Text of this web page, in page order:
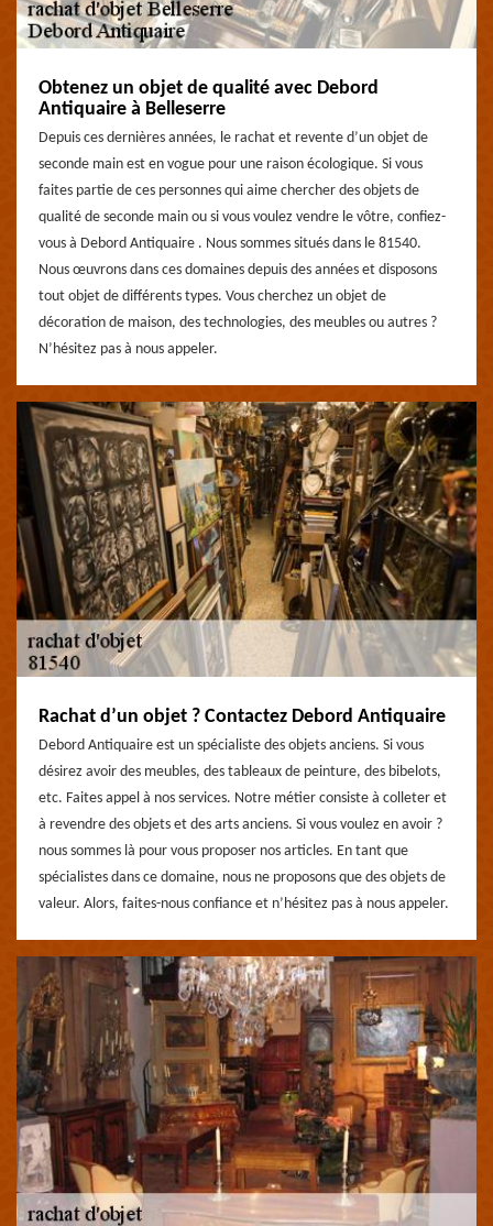
Obtenez un objet de qualité avec Debord
Antiquaire à Belleserre
Depuis ces dernières années, le rachat et revente d’un objet de
seconde main est en vogue pour une raison écologique. Si vous
faites partie de ces personnes qui aime chercher des objets de
qualité de seconde main ou si vous voulez vendre le vôtre, confiez-
vous à Debord Antiquaire . Nous sommes situés dans le 81540.
Nous œuvrons dans ces domaines depuis des années et disposons
tout objet de différents types. Vous cherchez un objet de
décoration de maison, des technologies, des meubles ou autres ?
N’hésitez pas à nous appeler.
Rachat d’un objet ? Contactez Debord Antiquaire
Debord Antiquaire est un spécialiste des objets anciens. Si vous
désirez avoir des meubles, des tableaux de peinture, des bibelots,
etc. Faites appel à nos services. Notre métier consiste à colleter et
à revendre des objets et des arts anciens. Si vous voulez en avoir ?
nous sommes là pour vous proposer nos articles. En tant que
spécialistes dans ce domaine, nous ne proposons que des objets de
valeur. Alors, faites-nous confiance et n’hésitez pas à nous appeler.